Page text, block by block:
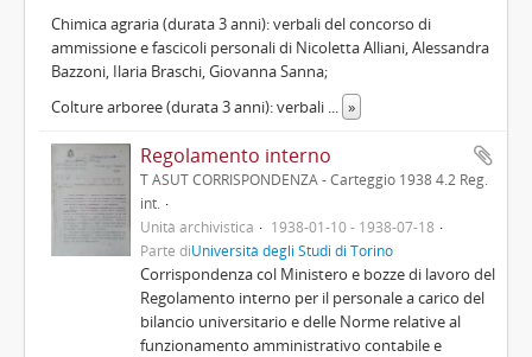
Chimica agraria (durata 3 anni): verbali del concorso di
ammissione e fascicoli personali di Nicoletta Alliani, Alessandra
Bazzoni, Ilaria Braschi, Giovanna Sanna;
Colture arboree (durata 3 anni): verbali ... »
Regolamento interno
T ASUT CORRISPONDENZA - Carteggio 1938 4.2 Reg.
int.
Unità archivistica
1938-01-10 - 1938-07-18
Parte diUniversità degli Studi di Torino
Corrispondenza col Ministero e bozze di lavoro del
Regolamento interno per il personale a carico del
bilancio universitario e delle Norme relative al
funzionamento amministrativo contabile e